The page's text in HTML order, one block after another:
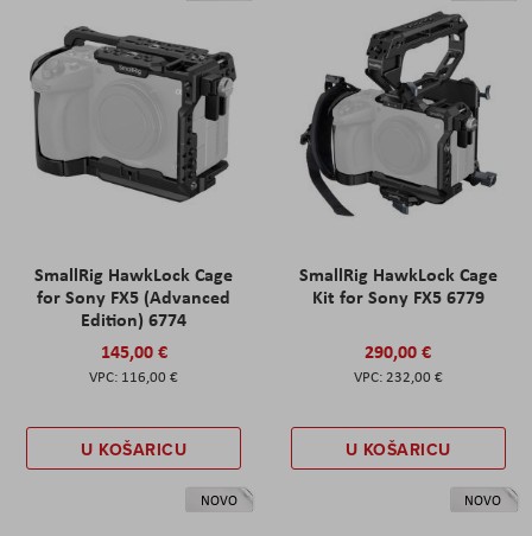
SmallRig HawkLock Cage
for Sony FX5 (Advanced
Edition) 6774
145,00 €
116,00 €
U KOŠARICU
SmallRig HawkLock Cage
Kit for Sony FX5 6779
290,00 €
232,00 €
U KOŠARICU
NOVO NOVO